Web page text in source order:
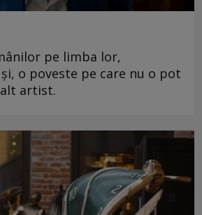
pe limba lor,
o poveste pe care nu o pot
artist.